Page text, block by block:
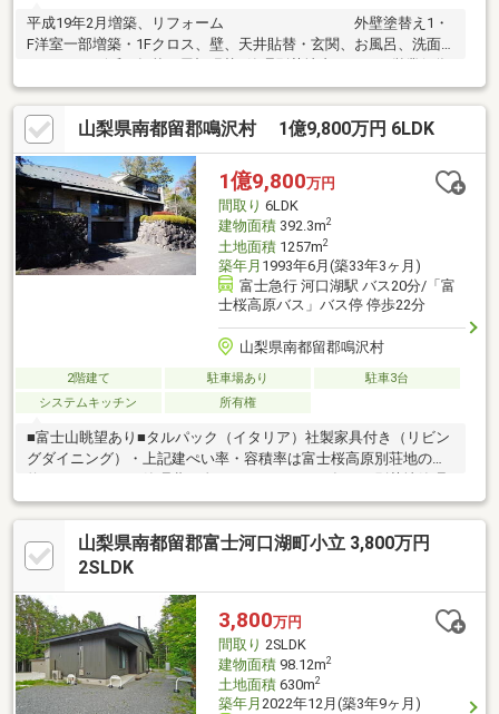
平成19年2月増築、リフォーム 外壁塗替え1・
F洋室一部増築・1Fクロス、壁、天井貼替・玄関、お風呂、洗面
はできません。
山梨県南都留郡鳴沢村 1億9,800万円 6LDK
1億9,800万円
間取り 6LDK
建物面積392.3m2
土地面積1257m2
築年月 1993年6月(築33年3ヶ月)
富士急行 河口湖駅 バス20分/「富
士桜高原バス」バス停 停歩22分
山梨県南都留郡鳴沢村
2階建て 駐車場あり
駐車3台
システムキッチン
所有権
■富士山眺望あり■タルパック（イタリア）社製家具付き（リビン
グダイニング）・上記建ぺい率・容積率は富士桜高原別荘地の規
規約あり・建物面積 その他（５６．０２㎡）は地下面積です写
真撮影日：２０２４年７月
山梨県南都留郡富士河口湖町小立 3,800万円
2SLDK
3,800万円
間取り 2SLDK
建物面積98.12m2
土地面積630m2
築年月 2022年12月(築3年9ヶ月)